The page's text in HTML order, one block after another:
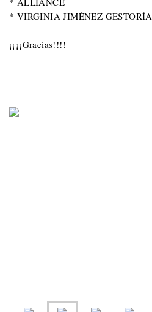
* VIRGINIA JIMÉNEZ GESTORÍA
¡¡¡¡Gracias!!!!